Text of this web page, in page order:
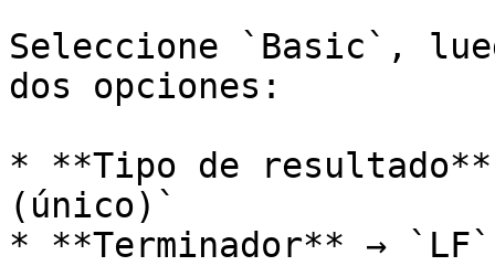
Seleccione `Basic`,
dos opciones:
* **Tipo de
(único)`
* **Terminador** → `LF`